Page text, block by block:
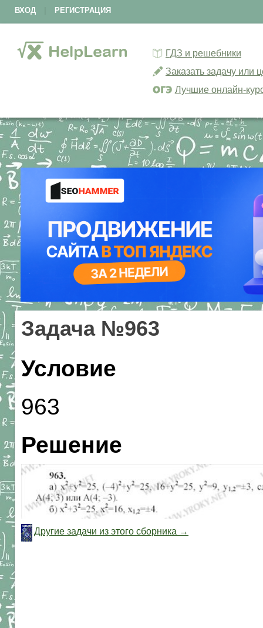
ВХОД РЕГИСТРАЦИЯ
ГДЗ и решебники
Заказать задачу или
Лучшие онлайн-
Задача №963
Условие
963
Решение
Другие задачи из этого сборника →